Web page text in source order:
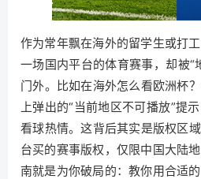
作为常年飘在海外的留学生或打
一场国内平台的体育赛事，却被“
门外。比如在海外怎么看欧洲杯
上弹出的“当前地区不可播放”提
看球热情。这背后其实是版权区
台买的赛事版权，仅限中国大陆
南就是为你破局的：教你用合适